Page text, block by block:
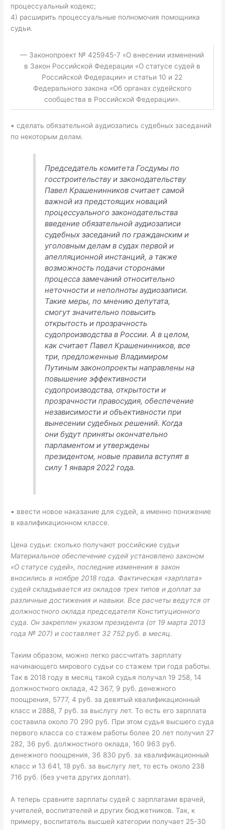
процессуальный кодекс;
4) расширить процессуальные полномочия помощника
судьи.
— Законопроект № 425945-7 «О внесении изменений
в Закон Российской Федерации «О статусе судей в
Российской Федерации» и статьи 10 и 22
Федерального закона «Об органах судейского
сообщества в Российской Федерации».
▪ сделать обязательной аудиозапись судебных заседаний
по некоторым делам.
Председатель комитета Госдумы по
госстроительству и законодательству
Павел Крашенинников считает самой
важной из предстоящих новаций
процессуального законодательства
введение обязательной аудиозаписи
судебных заседаний по гражданским и
уголовным делам в судах первой и
апелляционной инстанций, а также
возможность подачи сторонами
процесса замечаний относительно
неточности и неполноты аудиозаписи.
Такие меры, по мнению депутата,
смогут значительно повысить
открытость и прозрачность
судопроизводства в России. А в целом,
как считает Павел Крашенинников, все
три, предложенные Владимиром
Путиным законопроекты направлены на
повышение эффективности
судопроизводства, открытости и
прозрачности правосудия, обеспечение
независимости и объективности при
вынесении судебных решений. Когда
они будут приняты окончательно
парламентом и утверждены
президентом, новые правила вступят в
силу 1 января 2022 года.
▪ ввести новое наказание для судей, а именно понижение
в квалификационном классе.
Цена судьи: сколько получают российские судьи
Материальное обеспечение судей установлено законом
«О статусе судей», последние изменения в закон
вносились в ноябре 2018 года. Фактическая «зарплата»
судей складывается из окладов трех типов и доплат за
различные достижения и навыки. Все расчеты ведутся от
должностного оклада председателя Конституционного
суда. Он закреплен указом президента (от 19 марта 2013
года № 207) и составляет 32 752 руб. в месяц.
Таким образом, можно легко рассчитать зарплату
начинающего мирового судьи со стажем три года работы.
Так в 2018 году в месяц такой судья получал 19 258, 14
должностного оклада, 42 367, 9 руб. денежного
поощрения, 5777, 4 руб. за девятый квалификационный
класс и 2888, 7 руб. за выслугу лет. То есть его зарплата
составила около 70 290 руб. При этом судья высшего суда
первого класса со стажем работы более 20 лет получил 27
282, 36 руб. должностного оклада, 160 963 руб.
денежного поощрения, 36 830 руб. за квалификационный
класс и 13 641, 18 руб. за выслугу лет, то есть около 238
716 руб. (без учета других доплат).
А теперь сравните зарплаты судей с зарплатами врачей,
учителей, воспитателей и других бюджетников. Так, к
примеру, воспитатель высшей категории получает 25-30